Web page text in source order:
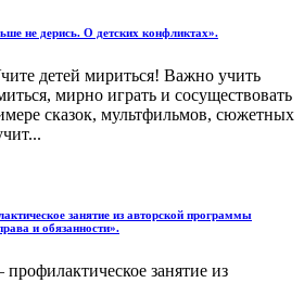
не дерись. О детских конфликтах».
детей мириться! Важно учить
мирно играть и сосуществовать
сказок, мультфильмов, сюжетных
занятие из авторской программы
и обязанности».
занятие из